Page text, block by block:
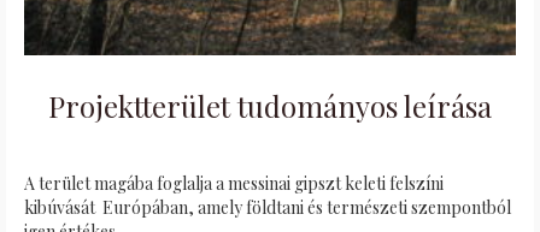
Projektterület tudományos leírása
A terület magába foglalja a messinai gipszt keleti felszíni
kibúvását Európában, amely földtani és természeti szempontból